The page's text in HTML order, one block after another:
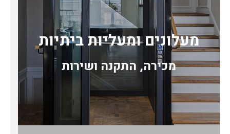
מעלונים ומעליות ביתיות
מכירה, התקנה ושירות